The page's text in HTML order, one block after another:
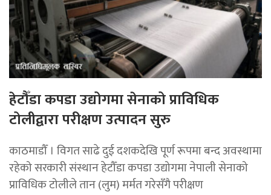
हेटौँडा कपडा उद्योगमा सेनाको प्राविधिक
टोलीद्वारा परीक्षण उत्पादन सुरु
काठमाडौँ । विगत साढे दुई दशकदेखि पूर्ण रूपमा बन्द अवस्थामा
रहेको सरकारी संस्थान हेटौँडा कपडा उद्योगमा नेपाली सेनाको
प्राविधिक टोलीले तान (लुम) मर्मत गरेसँगै परीक्षण